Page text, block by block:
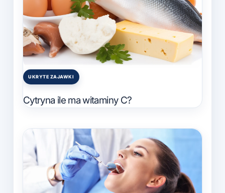
Posted
UKRYTE ZAJAWKI
Cytryna ile ma witaminy C?